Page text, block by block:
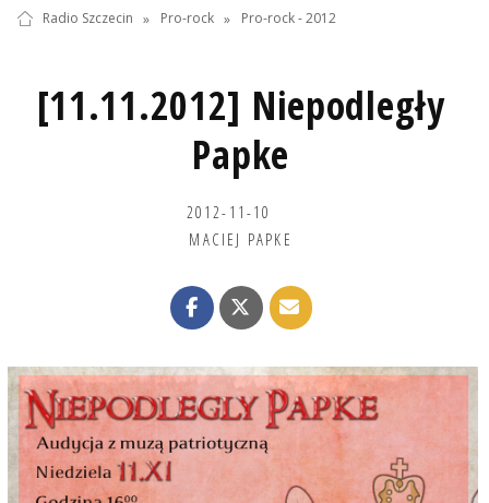
Radio Szczecin » Pro-rock » Pro-rock - 2012
[11.11.2012] Niepodległy
Papke
2012-11-10
MACIEJ PAPKE